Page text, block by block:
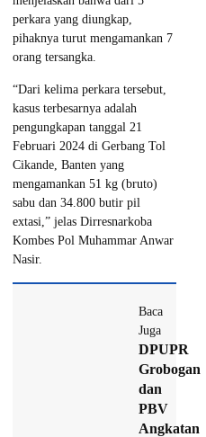
perkara yang diungkap,
pihaknya turut mengamankan 7
orang tersangka.
“Dari kelima perkara tersebut,
kasus terbesarnya adalah
pengungkapan tanggal 21
Februari 2024 di Gerbang Tol
Cikande, Banten yang
mengamankan 51 kg (bruto)
sabu dan 34.800 butir pil
extasi,” jelas Dirresnarkoba
Kombes Pol Muhammar Anwar
Nasir.
Baca
Juga
DPUPR
Grobogan
dan
PBV
Angkatan